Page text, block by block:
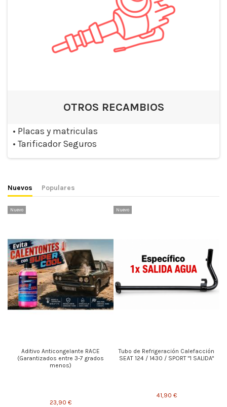
OTROS RECAMBIOS
• Placas y matriculas
• Tarificador Seguros
Nuevos Populares
Nuevo
Aditivo Anticongelante RACE
(Garantizados entre 3-7 grados
menos)
23,90 €
Nuevo
Tubo de Refrigeración Calefacción
SEAT 124 / 1430 / SPORT "1 SALIDA"
41,90 €